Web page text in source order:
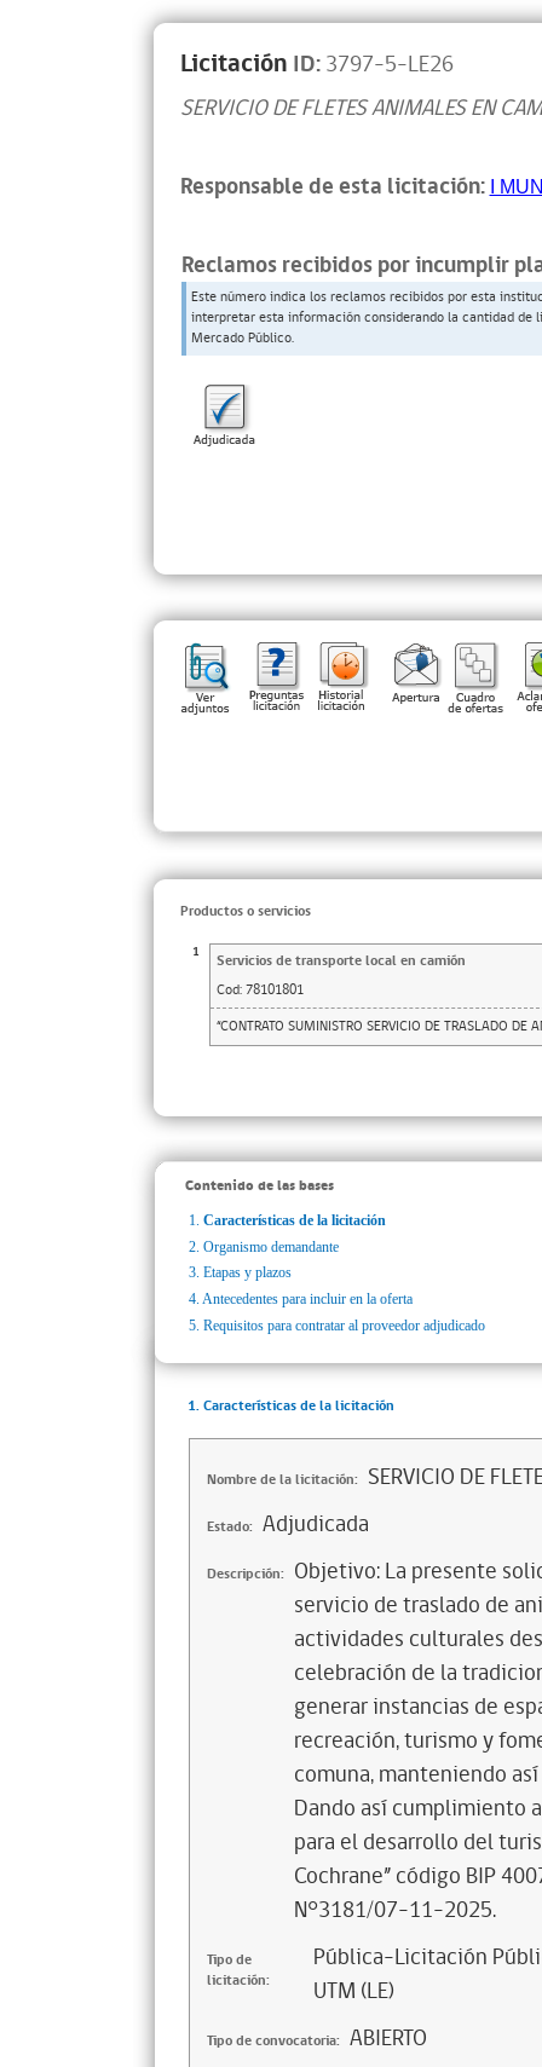
Licitación ID:3797-5-LE26
SERVICIO DE FLETES ANIMALES EN
Responsable de esta licitación:I
Reclamos recibidos por incumplir
Este número indica los reclamos recibidos por esta
interpretar esta información considerando la cantidad
Mercado Público.
Productos o servicios
1
Servicios de transporte local en camión
Cod: 78101801
“CONTRATO SUMINISTRO SERVICIO DE TRASLADO DE
Contenido de las bases
1. Características de la licitación
2. Organismo demandante
3. Etapas y plazos
4. Antecedentes para incluir en la oferta
5. Requisitos para contratar al proveedor adjudicado
1. Características de la licitación
Nombre de la licitación: SERVICIO DE
Estado: Adjudicada
Descripción: Objetivo: La presente
servicio de traslado de
actividades culturales
celebración de la
generar instancias de
recreación, turismo y
comuna, manteniendo
Dando así cumplimiento
para el desarrollo del
Cochrane” código BIP
N°3181/07-11-2025.
Tipo de
licitación:
Pública-Licitación
UTM (LE)
Tipo de convocatoria: ABIERTO